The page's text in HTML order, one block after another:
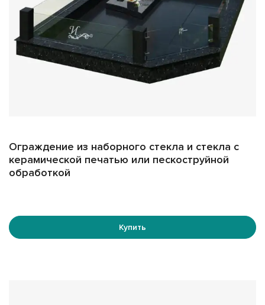
Ограждение из наборного стекла и стекла с
керамической печатью или пескоструйной
обработкой
Купить